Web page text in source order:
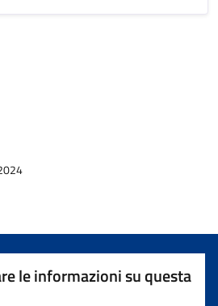
le informazioni su questa